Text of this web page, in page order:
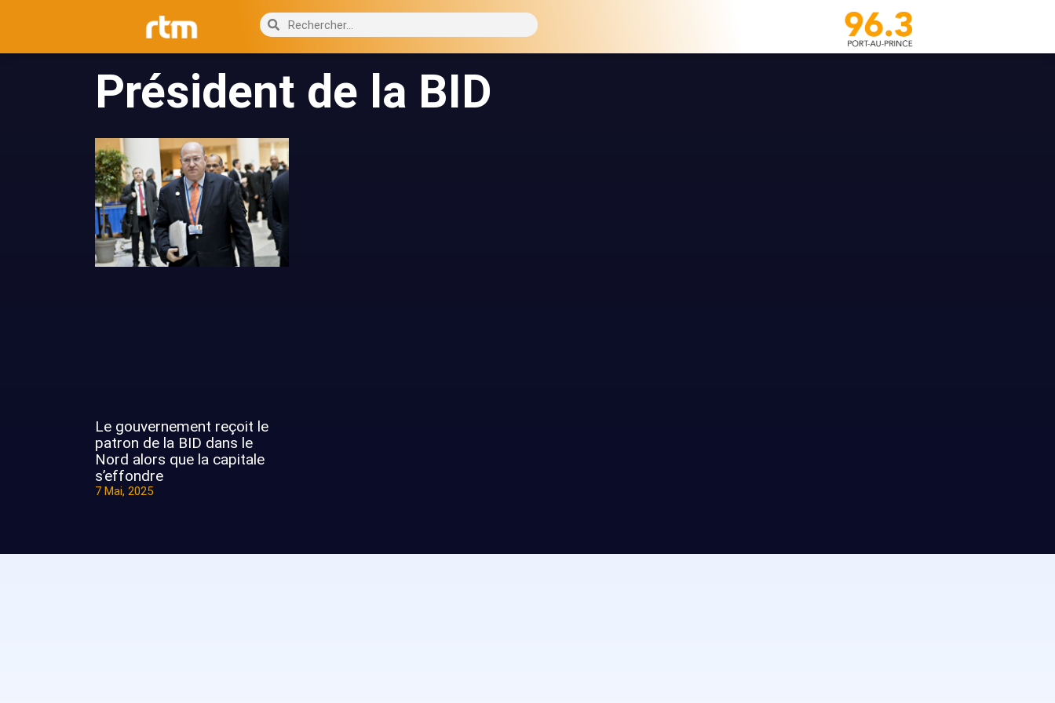
Président de la BID
Le gouvernement reçoit le
patron de la BID dans le
Nord alors que la capitale
s’effondre
7 Mai, 2025